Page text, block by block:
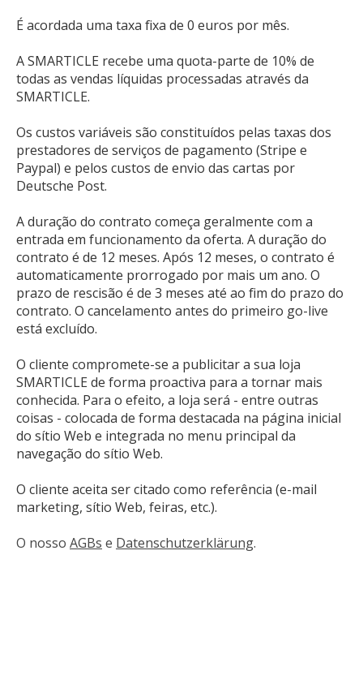
É acordada uma taxa fixa de 0 euros por mês.
A SMARTICLE recebe uma quota-parte de 10% de
todas as vendas líquidas processadas através da
SMARTICLE.
Os custos variáveis são constituídos pelas taxas dos
prestadores de serviços de pagamento (Stripe e
Paypal) e pelos custos de envio das cartas por
Deutsche Post.
A duração do contrato começa geralmente com a
entrada em funcionamento da oferta. A duração do
contrato é de 12 meses. Após 12 meses, o contrato é
automaticamente prorrogado por mais um ano. O
prazo de rescisão é de 3 meses até ao fim do prazo do
contrato. O cancelamento antes do primeiro go-live
está excluído.
O cliente compromete-se a publicitar a sua loja
SMARTICLE de forma proactiva para a tornar mais
conhecida. Para o efeito, a loja será - entre outras
coisas - colocada de forma destacada na página inicial
do sítio Web e integrada no menu principal da
navegação do sítio Web.
O cliente aceita ser citado como referência (e-mail
marketing, sítio Web, feiras, etc.).
O nosso AGBs e Datenschutzerklärung.